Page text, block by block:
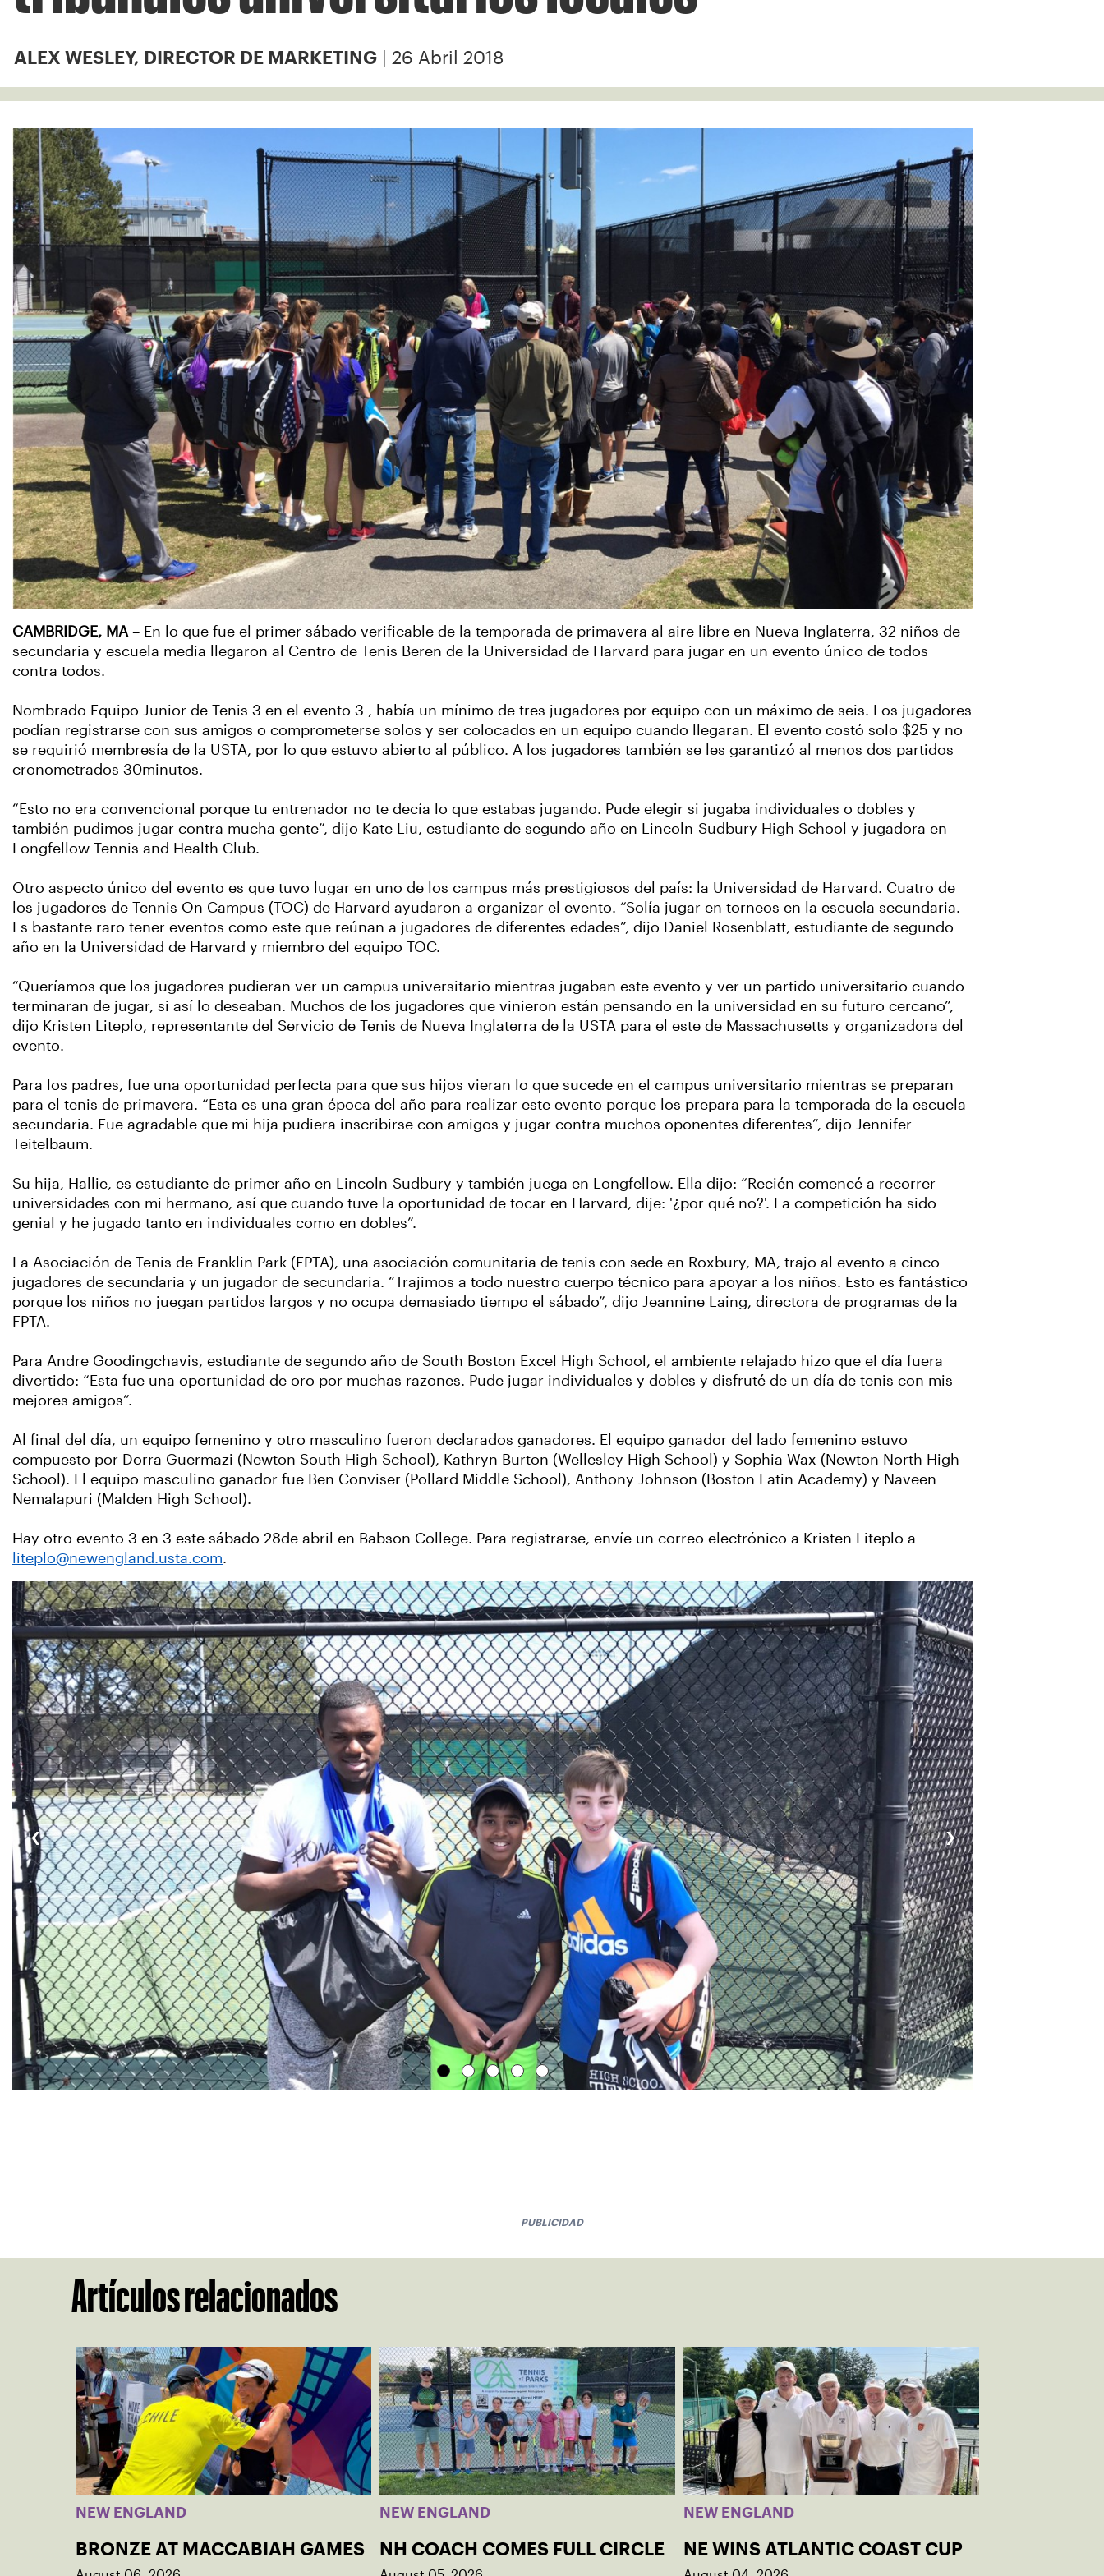
ALEX WESLEY, DIRECTOR DE MARKETING | 26 Abril 2018
CAMBRIDGE, MA– En lo que fue el primer sábado verificable de la temporada de primavera al aire libre en Nueva Inglaterra, 32 niños de
secundaria y escuela media llegaron al Centro de Tenis Beren de la Universidad de Harvard para jugar en un evento único de todos
contra todos.
Nombrado Equipo Junior de Tenis 3 en el evento 3 , había un mínimo de tres jugadores por equipo con un máximo de seis. Los jugadores
podían registrarse con sus amigos o comprometerse solos y ser colocados en un equipo cuando llegaran. El evento costó solo $25 y no
se requirió membresía de la USTA, por lo que estuvo abierto al público. A los jugadores también se les garantizó al menos dos partidos
cronometrados 30minutos.
“Esto no era convencional porque tu entrenador no te decía lo que estabas jugando. Pude elegir si jugaba individuales o dobles y
también pudimos jugar contra mucha gente”, dijo Kate Liu, estudiante de segundo año en Lincoln-Sudbury High School y jugadora en
Longfellow Tennis and Health Club.
Otro aspecto único del evento es que tuvo lugar en uno de los campus más prestigiosos del país: la Universidad de Harvard. Cuatro de
los jugadores de Tennis On Campus (TOC) de Harvard ayudaron a organizar el evento. “Solía jugar en torneos en la escuela secundaria.
Es bastante raro tener eventos como este que reúnan a jugadores de diferentes edades”, dijo Daniel Rosenblatt, estudiante de segundo
año en la Universidad de Harvard y miembro del equipo TOC.
“Queríamos que los jugadores pudieran ver un campus universitario mientras jugaban este evento y ver un partido universitario cuando
terminaran de jugar, si así lo deseaban. Muchos de los jugadores que vinieron están pensando en la universidad en su futuro cercano”,
dijo Kristen Liteplo, representante del Servicio de Tenis de Nueva Inglaterra de la USTA para el este de Massachusetts y organizadora del
evento.
Para los padres, fue una oportunidad perfecta para que sus hijos vieran lo que sucede en el campus universitario mientras se preparan
para el tenis de primavera. “Esta es una gran época del año para realizar este evento porque los prepara para la temporada de la escuela
secundaria. Fue agradable que mi hija pudiera inscribirse con amigos y jugar contra muchos oponentes diferentes”, dijo Jennifer
Teitelbaum.
Su hija, Hallie, es estudiante de primer año en Lincoln-Sudbury y también juega en Longfellow. Ella dijo: “Recién comencé a recorrer
universidades con mi hermano, así que cuando tuve la oportunidad de tocar en Harvard, dije: '¿por qué no?'. La competición ha sido
genial y he jugado tanto en individuales como en dobles”.
La Asociación de Tenis de Franklin Park (FPTA), una asociación comunitaria de tenis con sede en Roxbury, MA, trajo al evento a cinco
jugadores de secundaria y un jugador de secundaria. “Trajimos a todo nuestro cuerpo técnico para apoyar a los niños. Esto es fantástico
porque los niños no juegan partidos largos y no ocupa demasiado tiempo el sábado”, dijo Jeannine Laing, directora de programas de la
FPTA.
Para Andre Goodingchavis, estudiante de segundo año de South Boston Excel High School, el ambiente relajado hizo que el día fuera
divertido: “Esta fue una oportunidad de oro por muchas razones. Pude jugar individuales y dobles y disfruté de un día de tenis con mis
mejores amigos”.
Al final del día, un equipo femenino y otro masculino fueron declarados ganadores. El equipo ganador del lado femenino estuvo
compuesto por Dorra Guermazi (Newton South High School), Kathryn Burton (Wellesley High School) y Sophia Wax (Newton North High
School). El equipo masculino ganador fue Ben Conviser (Pollard Middle School), Anthony Johnson (Boston Latin Academy) y Naveen
Nemalapuri (Malden High School).
Hay otro evento 3 en 3 este sábado 28de abril en Babson College. Para registrarse, envíe un correo electrónico a Kristen Liteplo a
liteplo@newengland.usta.com.
‹ ›
PUBLICIDAD
Artículos relacionados
NEW ENGLAND
BRONZE AT MACCABIAH GAMES
NEW ENGLAND
NH COACH COMES FULL CIRCLE
NEW ENGLAND
NE WINS ATLANTIC COAST CUP